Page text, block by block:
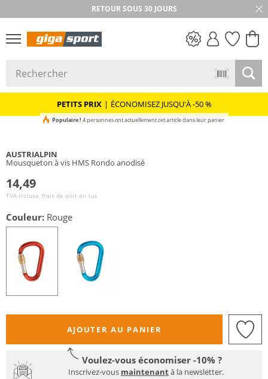
RETOUR SOUS 30 JOURS
PETITS PRIX | ÉCONOMISEZ JUSQU'À -50 %
Populaire ! 4 personnes ont actuellement cet article dans leur panier
AUSTRIALPIN
Mousqueton à vis HMS Rondo anodisé
14,49
TVA incluse, frais de port en sus
Couleur: Rouge
AJOUTER AU PANIER
Voulez-vous économiser -10% ?
Inscrivez-vous maintenantà la newsletter.